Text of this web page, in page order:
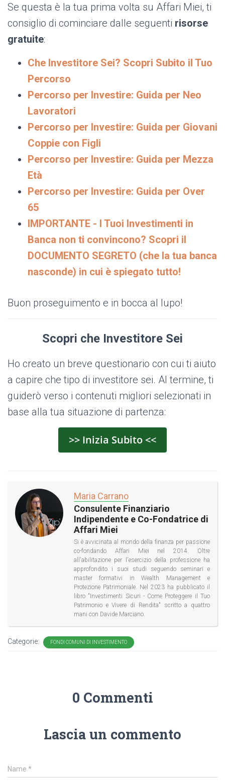
Se questa è la tua prima volta su Affari Miei, ti
consiglio di cominciare dalle seguenti risorse
gratuite:
Che Investitore Sei? Scopri Subito il Tuo
Percorso
Percorso per Investire: Guida per Neo
Lavoratori
Percorso per Investire: Guida per Giovani
Coppie con Figli
Percorso per Investire: Guida per Mezza
Età
Percorso per Investire: Guida per Over
65
IMPORTANTE - I Tuoi Investimenti in
Banca non ti convincono? Scopri il
DOCUMENTO SEGRETO (che la tua banca
nasconde) in cui è spiegato tutto!
Buon proseguimento e in bocca al lupo!
Scopri che Investitore Sei
Ho creato un breve questionario con cui ti aiuto
a capire che tipo di investitore sei. Al termine, ti
guiderò verso i contenuti migliori selezionati in
base alla tua situazione di partenza:
>> Inizia Subito <<
Maria Carrano
Consulente Finanziario
Indipendente e Co-Fondatrice di
Affari Miei
Si è avvicinata al mondo della finanza per passione
co-fondando Affari Miei nel 2014. Oltre
all'abilitazione per l'esercizio della professione ha
approfondito i suoi studi seguendo seminari e
master formativi in Wealth Management e
Protezione Patrimoniale. Nel 2023 ha pubblicato il
libro "Investimenti Sicuri - Come Proteggere il Tuo
Patrimonio e Vivere di Rendita" scritto a quattro
mani con Davide Marciano.
Categorie: FONDI COMUNI DI INVESTIMENTO
0 Commenti
Lascia un commento
Name *